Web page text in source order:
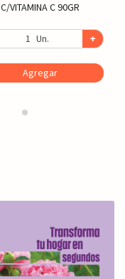
C/VITAMINA C 90GR
Un. +
Agregar